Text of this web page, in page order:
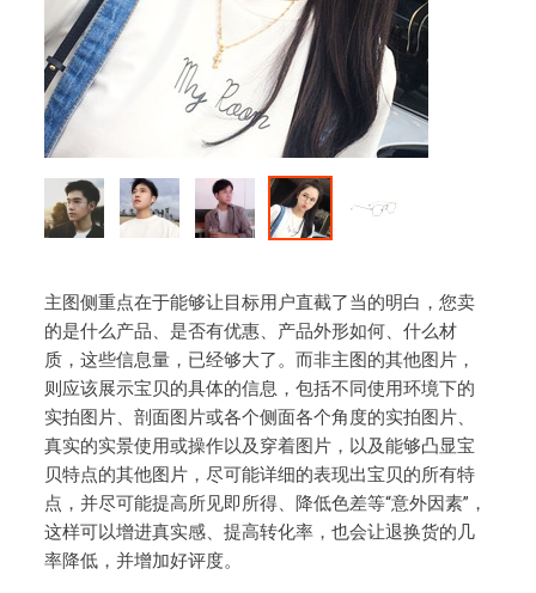
主图侧重点在于能够让目标用户直截了当的明白，您卖
的是什么产品、是否有优惠、产品外形如何、什么材
质，这些信息量，已经够大了。而非主图的其他图片，
则应该展示宝贝的具体的信息，包括不同使用环境下的
实拍图片、剖面图片或各个侧面各个角度的实拍图片、
真实的实景使用或操作以及穿着图片，以及能够凸显宝
贝特点的其他图片，尽可能详细的表现出宝贝的所有特
点，并尽可能提高所见即所得、降低色差等“意外因素”，
这样可以增进真实感、提高转化率，也会让退换货的几
率降低，并增加好评度。